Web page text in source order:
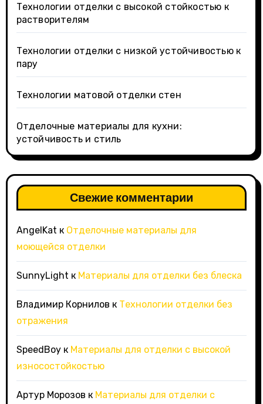
Технологии отделки с высокой стойкостью к
растворителям
Технологии отделки с низкой устойчивостью к
пару
Технологии матовой отделки стен
Отделочные материалы для кухни:
устойчивость и стиль
Свежие комментарии
AngelKat к Отделочные материалы для
моющейся отделки
SunnyLight к Материалы для отделки без блеска
Владимир Корнилов к Технологии отделки без
отражения
SpeedBoyк Материалы для отделки с высокой
износостойкостью
Артур Морозов к Материалы для отделки с